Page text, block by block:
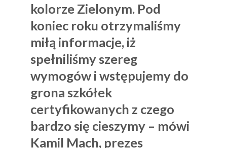
kolorze Zielonym. Pod
koniec roku otrzymaliśmy
miłą informacje, iż
spełniliśmy szereg
wymogów i wstępujemy do
grona szkółek
certyfikowanych z czego
bardzo się cieszymy – mówi
Kamil Mach, prezes